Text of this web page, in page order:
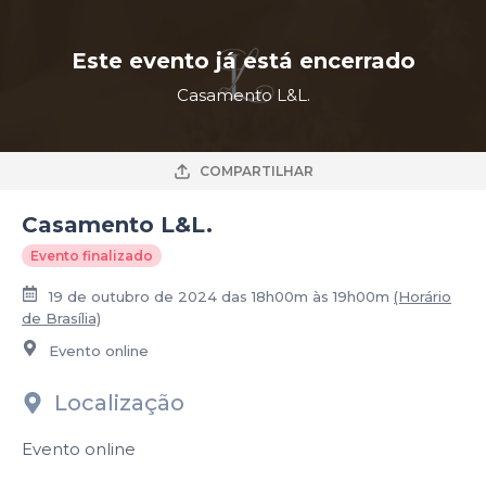
Este evento já está encerrado
Casamento L&L.
COMPARTILHAR
Casamento L&L.
Evento finalizado
19 de outubro de 2024 das 18h00m às 19h00m (Horário
de Brasília)
Evento online
Localização
Evento online